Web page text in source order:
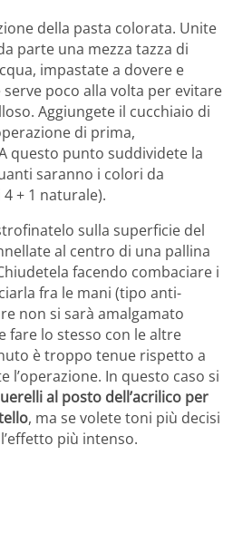
della pasta colorata. Unite
parte una mezza tazza di
impastate a dovere e
poco alla volta per evitare
Aggiungete il cucchiaio di
di prima,
questo punto suddividete la
saranno i colori da
+ 1 naturale).
sulla superficie del
al centro di una pallina
facendo combaciare i
fra le mani (tipo anti-
non si sarà amalgamato
fare lo stesso con le altre
è troppo tenue rispetto a
l’operazione. In questo caso si
al posto dell’acrilico per
, ma se volete toni più decisi
più intenso.